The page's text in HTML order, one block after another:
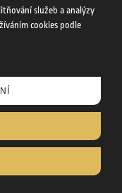
služeb a
v našich
služeb a analýzy
cookies podle